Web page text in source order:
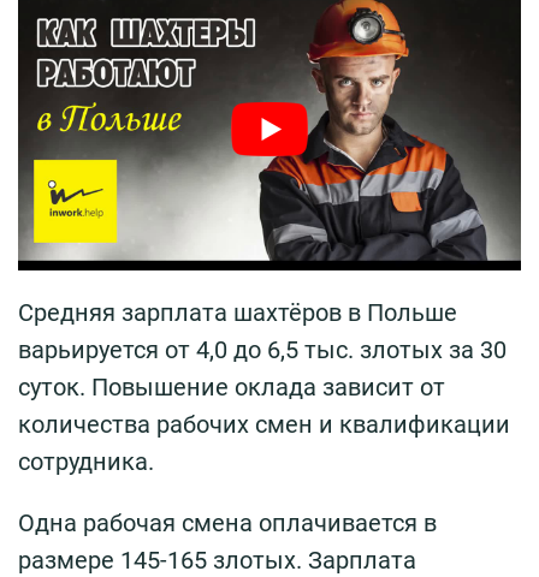
Средняя зарплата шахтёров в Польше
варьируется от 4,0 до 6,5 тыс. злотых за 30
суток. Повышение оклада зависит от
количества рабочих смен и квалификации
сотрудника.
Одна рабочая смена оплачивается в
размере 145-165 злотых. Зарплата